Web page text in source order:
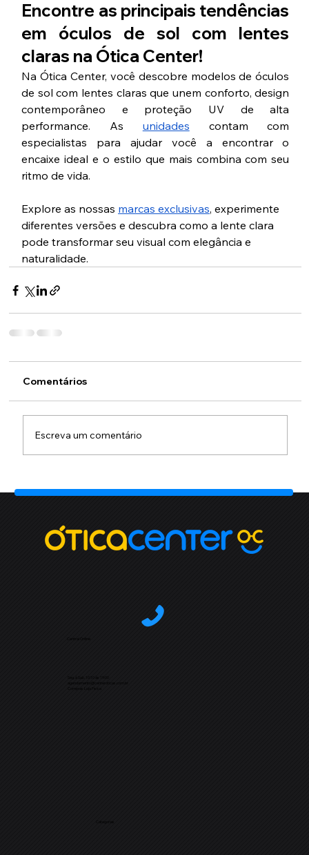
Encontre as principais tendências
em óculos de sol com lentes
claras na Ótica Center!
Na Ótica Center, você descobre modelos de óculos
de sol com lentes claras que unem conforto, design
contemporâneo e proteção UV de alta
performance. As unidades contam com
especialistas para ajudar você a encontrar o
encaixe ideal e o estilo que mais combina com seu
ritmo de vida.
Explore as nossas marcas exclusivas, experimente
diferentes versões e descubra como a lente clara
pode transformar seu visual com elegância e
naturalidade.
Comentários
Escreva um comentário